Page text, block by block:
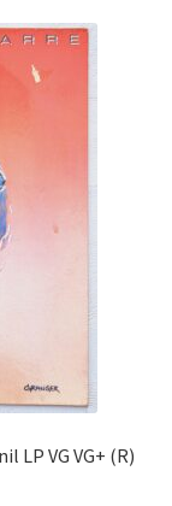
Jean-Michel Jarre – Rendez-Vous Disc vinil LP VG VG+ (R)